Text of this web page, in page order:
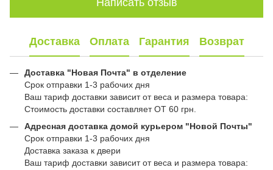
Написать отзыв
Доставка Оплата Гарантия Возврат
Доставка "Новая Почта" в отделение
Срок отправки 1-3 рабочих дня
Ваш тариф доставки зависит от веса и размера товара:
Стоимость доставки составляет ОТ 60 грн.
Адресная доставка домой курьером "Новой Почты"
Срок отправки 1-3 рабочих дня
Доставка заказа к двери
Ваш тариф доставки зависит от веса и размера товара: